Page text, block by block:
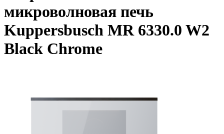
микроволновая печь
Kuppersbusch MR 6330.0 W2
Black Chrome